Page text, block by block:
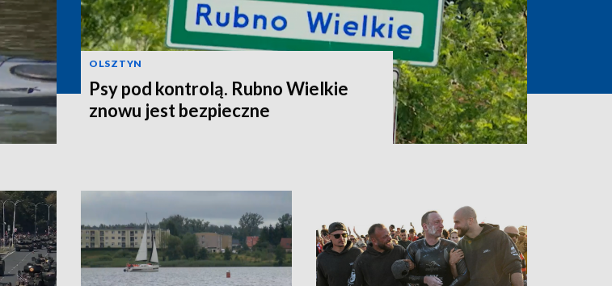
OLSZTYN
Psy pod kontrolą. Rubno Wielkie
znowu jest bezpieczne